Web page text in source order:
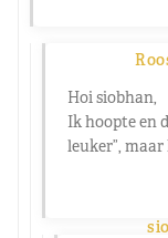
Hoi siobhan,
Ik hoopte en
leuker”, maar